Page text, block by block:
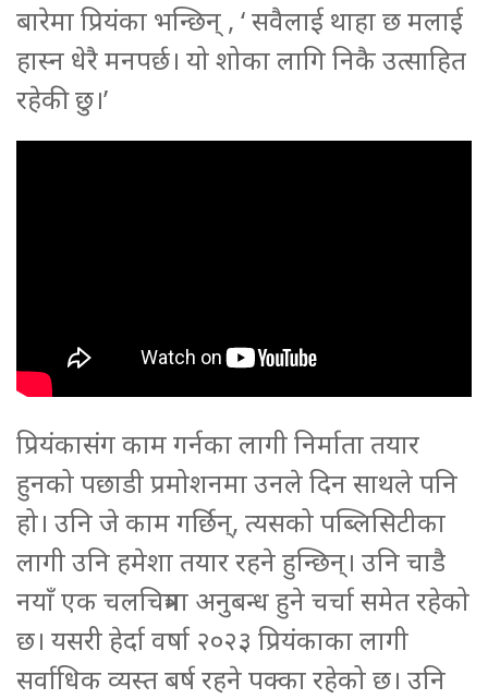
बारेमा प्रियंका भन्छिन् , ‘ सवैलाई थाहा छ मलाई
हास्न धेरै मनपर्छ। यो शोका लागि निकै उत्साहित
रहेकी छु।’
प्रियंकासंग काम गर्नका लागी निर्माता तयार
हुनको पछाडी प्रमोशनमा उनले दिन साथले पनि
हो। उनि जे काम गर्छिन्, त्यसको पब्लिसिटीका
लागी उनि हमेशा तयार रहने हुन्छिन्। उनि चाडै
नयाँ एक चलचित्रमा अनुबन्ध हुने चर्चा समेत रहेको
छ। यसरी हेर्दा वर्षा २०२३ प्रियंकाका लागी
सर्वाधिक व्यस्त बर्ष रहने पक्का रहेको छ। उनि